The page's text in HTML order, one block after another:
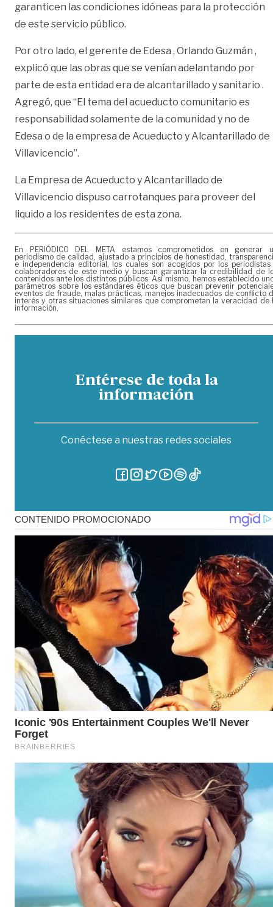
garanticen las condiciones idóneas para la protección
de este servicio público.
Por otro lado, el gerente de Edesa , Orlando Guzmán ,
explicó que las obras que se venían adelantando por
parte de esta entidad era de alcantarillado y sanitario .
Agregó, que “El tema del acueducto comunitario es
responsabilidad solamente de la comunidad y no de
Edesa o de la empresa de Acueducto y Alcantarillado de
Villavicencio”.
La Empresa de Acueducto y Alcantarillado de
Villavicencio dispuso carrotanques para proveer del
liquido a los residentes de esta zona.
En PERIÓDICO DEL META estamos comprometidos en generar
periodismo de calidad, ajustado a principios de honestidad,
e independencia editorial, los cuales son acogidos por los periodistas
colaboradores de este medio y buscan garantizar la credibilidad de
contenidos ante los distintos públicos. Así mismo, hemos establecido
parámetros sobre los estándares éticos que buscan prevenir
eventos de fraude, malas prácticas, manejos inadecuados de conflicto
interés y otras situaciones similares que comprometan la veracidad de
información.
Entérese de toda la
información
Conéctese a nuestras redes sociales